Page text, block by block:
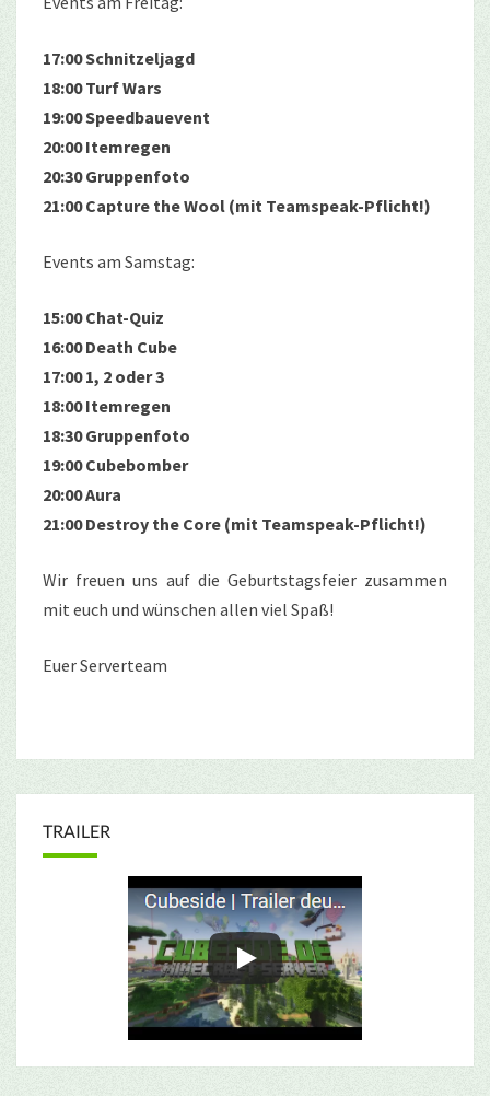
17:00 Schnitzeljagd
18:00 Turf Wars
19:00 Speedbauevent
20:00 Itemregen
20:30 Gruppenfoto
21:00 Capture the Wool (mit Teamspeak-Pflicht!)
Events am Samstag:
15:00 Chat-Quiz
16:00 Death Cube
17:00 1, 2 oder 3
18:00 Itemregen
18:30 Gruppenfoto
19:00 Cubebomber
20:00 Aura
21:00 Destroy the Core (mit Teamspeak-Pflicht!)
Wir freuen uns auf die Geburtstagsfeier zusammen
mit euch und wünschen allen viel Spaß!
Euer Serverteam
TRAILER